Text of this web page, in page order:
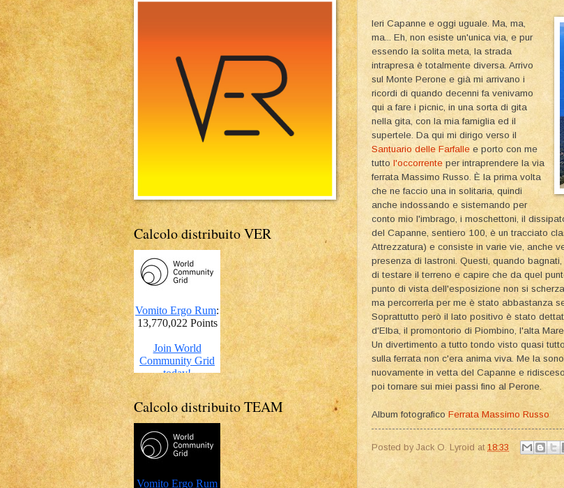
Ieri Capanne e oggi uguale. Ma, ma,
ma... Eh, non esiste un'unica via, e pur
essendo la solita meta, la strada
intrapresa è totalmente diversa. Arrivo
sul Monte Perone e già mi arrivano i
ricordi di quando decenni fa venivamo
qui a fare i picnic, in una sorta di gita
nella gita, con la mia famiglia ed il
supertele. Da qui mi dirigo verso il
Santuario delle Farfalle e porto con me
tutto l'occorrenteper intraprendere la via
ferrata Massimo Russo. È la prima volta
che ne faccio una in solitaria, quindi
anche indossando e sistemando per
conto mio l'imbrago, i moschettoni, il
del Capanne, sentiero 100, è un tracciato
Attrezzatura) e consiste in varie vie, anche
presenza di lastroni. Questi, quando
di testare il terreno e capire che da quel
punto di vista dell'esposizione non si
ma percorrerla per me è stato abbastanza
Soprattutto però il lato positivo è stato
d'Elba, il promontorio di Piombino, l'alta
Un divertimento a tutto tondo visto quasi
sulla ferrata non c'era anima viva. Me la
nuovamente in vetta del Capanne e
poi tornare sui miei passi fino al Perone.
Album fotograficoFerrata Massimo Russo
Posted by Jack O. Lyroid at 18:33
Calcolo distribuito VER
Calcolo distribuito TEAM